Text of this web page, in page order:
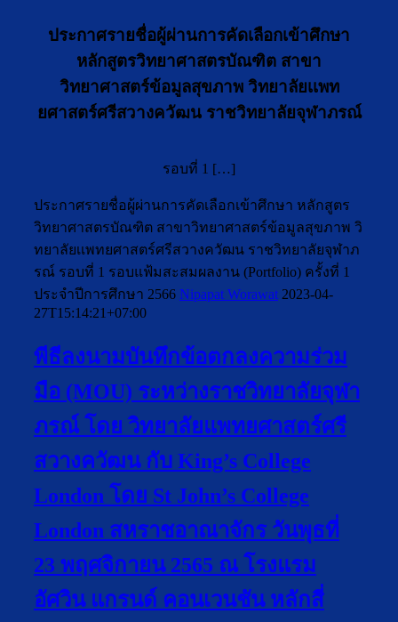
ประกาศรายชื่อผู้ผ่านการคัดเลือกเข้าศึกษา
หลักสูตรวิทยาศาสตรบัณฑิต สาขา
วิทยาศาสตร์ข้อมูลสุขภาพ วิทยาลัยเเพท
ยศาสตร์ศรีสวางควัฒน ราชวิทยาลัยจุฬาภรณ์
รอบที่ 1 […]
ประกาศรายชื่อผู้ผ่านการคัดเลือกเข้าศึกษา หลักสูตร
วิทยาศาสตรบัณฑิต สาขาวิทยาศาสตร์ข้อมูลสุขภาพ วิ
ทยาลัยเเพทยศาสตร์ศรีสวางควัฒน ราชวิทยาลัยจุฬาภ
รณ์ รอบที่ 1 รอบแฟ้มสะสมผลงาน (Portfolio) ครั้งที่ 1
ประจำปีการศึกษา 2566 Nipapat Worawat 2023-04-
27T15:14:21+07:00
พีธีลงนามบันทึกข้อตกลงความร่วม
มือ (MOU) ระหว่างราชวิทยาลัยจุฬา
ภรณ์ โดย วิทยาลัยแพทยศาสตร์ศรี
สวางควัฒน กับ King’s College
London โดย St John’s College
London สหราชอาณาจักร วันพุธที่
23 พฤศจิกายน 2565 ณ โรงแรม
อัศวิน แกรนด์ คอนเวนชัน หลักสี่